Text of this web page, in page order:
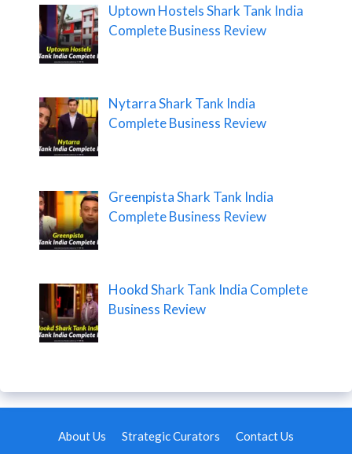
Uptown Hostels Shark Tank India
Complete Business Review
Nytarra Shark Tank India
Complete Business Review
Greenpista Shark Tank India
Complete Business Review
Hookd Shark Tank India Complete
Business Review
About Us Strategic Curators
Contact Us